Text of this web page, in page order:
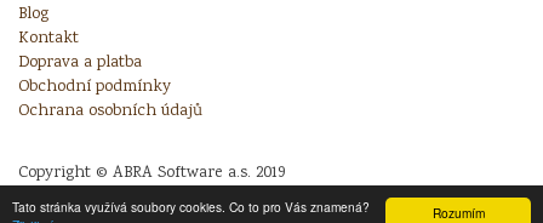
Rozumím
Tato stránka využívá soubory cookies. Co to pro Vás znamená?
Blog
Kontakt
Doprava a platba
Obchodní podmínky
Ochrana osobních údajů
Copyright © ABRA Software a.s. 2019